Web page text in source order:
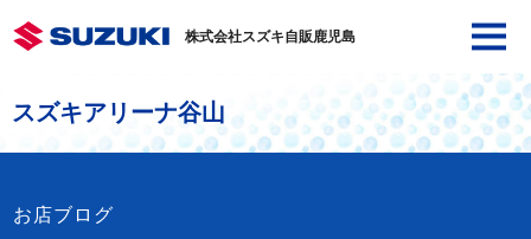
株式会社スズキ自販鹿児島
スズキアリーナ谷山
お店ブログ